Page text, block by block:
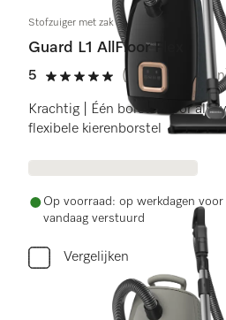
Stofzuiger met zak
Guard L1 AllFloor Flex
5
5 sterren op 5
(5
Krachtig | Één borstel voor alle
flexibele kierenborstel
Op voorraad: op werkdagen
vandaag verstuurd
Vergelijken